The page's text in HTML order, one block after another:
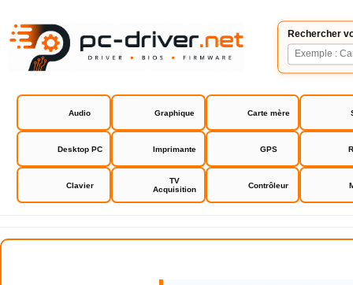
Rechercher
Audio Graphique Carte mère
Desktop PC Imprimante GPS
Clavier
TV
Acquisition
Contrôleur
Acer Aspire 5920 driver